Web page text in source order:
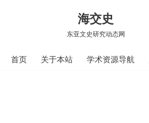
海交史
东亚文史研究动态网
首页 关于本站 学术资源导航